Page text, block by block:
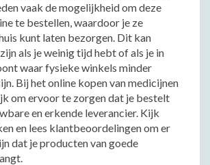
vaak de mogelijkheid om deze
te bestellen, waardoor je ze
kunt laten bezorgen. Dit kan
als je weinig tijd hebt of als je in
waar fysieke winkels minder
Bij het online kopen van medicijnen
om ervoor te zorgen dat je bestelt
en erkende leverancier. Kijk
en lees klantbeoordelingen om er
dat je producten van goede